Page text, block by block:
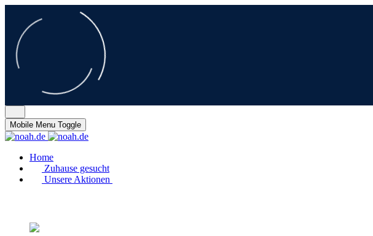
Mobile Menu Toggle
Home
Zuhause gesucht
Unsere Aktionen